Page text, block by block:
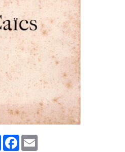
ShareFacebook
Email